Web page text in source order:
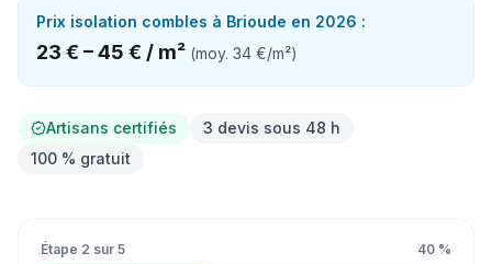
Prix isolation combles à Brioude en 2026 :
23 € –45 € / m² (moy. 34 €/m²)
Artisans certifiés
3 devis sous 48 h
100 % gratuit
Étape 2 sur 5 40 %